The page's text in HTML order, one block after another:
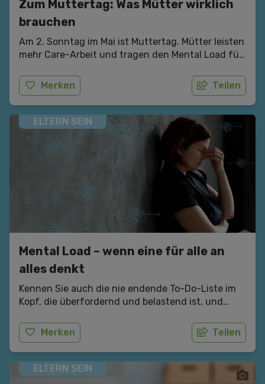
Zum Muttertag: Was Mütter wirklich
brauchen
Am 2. Sonntag im Mai ist Muttertag. Mütter leisten
mehr Care-Arbeit und tragen den Mental Load für
Pralinen, dabei wäre ein Umdenken in der
Gesellschaft und eine gerechtere Verteilung der
unbezahlten Arbeit viel wichtiger. Wir haben ein
paar Denkanstöße und Tipps, was man im Kleinen
tun kann. Mütter genauso wie Väter.
Merken Teilen
ELTERN SEIN
Mental Load – wenn eine für alle an
alles denkt
Kennen Sie auch die nie endende To-Do-Liste im
Kopf, die überfordernd und belastend ist, und
Paarbeziehung führt?
Merken Teilen
ELTERN SEIN